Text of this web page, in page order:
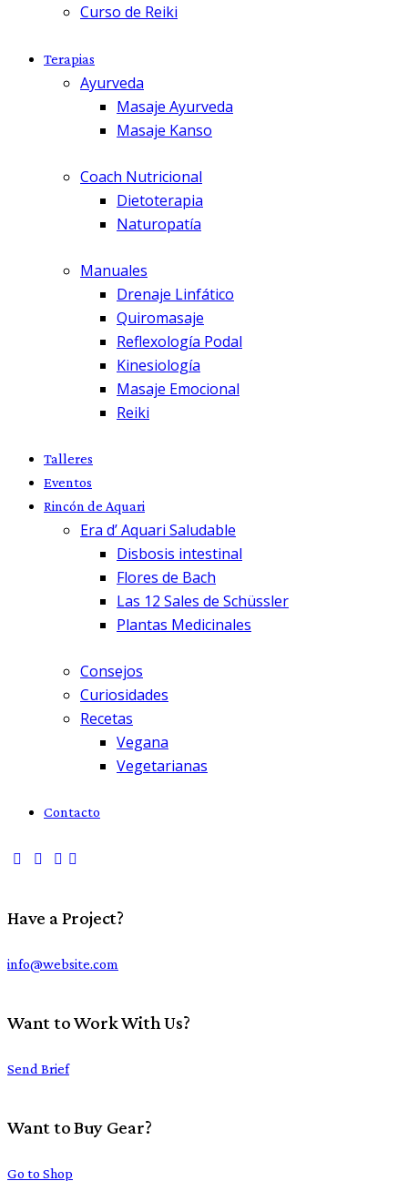
Curso de Reiki
Terapias
Ayurveda
Masaje Ayurveda
Masaje Kanso
Coach Nutricional
Dietoterapia
Naturopatía
Manuales
Drenaje Linfático
Quiromasaje
Reflexología Podal
Kinesiología
Masaje Emocional
Reiki
Talleres
Eventos
Rincón de Aquari
Era d’ Aquari Saludable
Disbosis intestinal
Flores de Bach
Las 12 Sales de Schüssler
Plantas Medicinales
Consejos
Curiosidades
Recetas
Vegana
Vegetarianas
Contacto
Have a Project?
info@website.com
Want to Work With Us?
Send Brief
Want to Buy Gear?
Go to Shop